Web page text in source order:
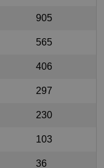
905
565
406
297
230
103
36